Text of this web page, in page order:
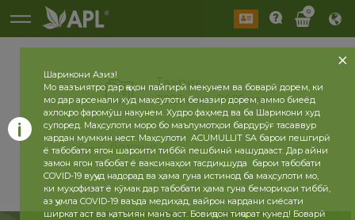
0
Таърих
2026 сол 2025 сол
бозгашт
Шарикони Азиз!
Мо вазъиятро дар ҷаҳон пайгирӣ мекунем ва боварӣ дорем, ки
мо дар арсенали худ маҳсулоти беназир дорем, аммо биеёд
ахлоқро фаромӯш накунем. Худро фаҳмед ва ба Шарикони худ
супоред. Маҳсулоти моро бо маълумотҳои бардурӯғ тасаввур
кардан мумкин нест. Маҳсулоти ACUMULLIT SA барои пешгирӣ
ё табобати ягон шароити тиббӣ пешбинӣ нашудааст. Дар айни
замон ягон табобат ё ваксинаҳои тасдиқшуда барои табобати
COVID-19 вуҷуд надорад ва ҳама гуна истинод ба маҳсулоти мо,
ки муҳофизат ё кӯмак дар табобати ҳама гуна бемориҳои тиббӣ,
аз ҷумла COVID-19 ваъда медиҳад, вайрон кардани сиёсати
ширкат аст ва қатъиян манъ аст. Бовиҷдон тиҷорат кунед! Боварӣ